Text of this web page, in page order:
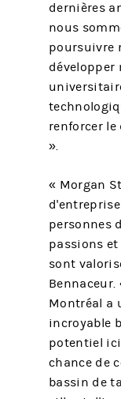
dernières
nous
poursuivre
développer
renforcer
».
« Morgan
personnes
passions
sont
Bennaceur.
Montréal a
incroyable
potentiel
chance de
bassin de